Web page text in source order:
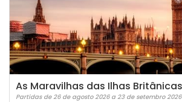
Partidas de 26 de agosto 2026 a 23 de setembro 2026